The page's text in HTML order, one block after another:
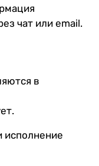
чат или email.
в
исполнение